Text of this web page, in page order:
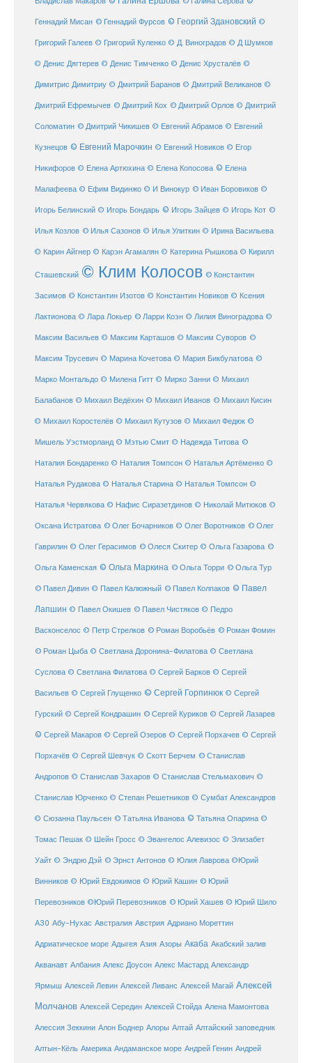
Геннадий Мисан © Геннадий Фурсов © Георгий Здановский ©
Григорий Галеев © Григорий Куленко © Д. Виноградов © Д Шумков
© Денис Дягтерев © Денис Тимченко © Денис Хрусталёв ©
Димитрис Димитриу © Дмитрий Баранов © Дмитрий Великанов ©
Дмитрий Ефремычев © Дмитрий Кох © Дмитрий Орлов © Дмитрий
Соломатин © Дмитрий Чикишев © Евгений Абрамов © Евгений
Кузнецов © Евгений Марочкин © Евгений Новиков © Егор
Никифоров © Елена Артюхина © Елена Копосова © Елена
Малафеева © Ефим Видинжо © И Винокур © Иван Боровиков ©
Игорь Белинский © Игорь Бондарь © Игорь Зайцев © Игорь Кот ©
Илья Козлов © Илья Сазонов © Илья Улиткин © Ирина Васильева
© Карин Айгнер © Карэн Агамалян © Катерина Рышкова © Кирилл
Сташевский © Клим Колосов © Константин
Засимов © Константин Изотов © Константин Новиков © Ксения
Лактионова © Лара Локьер © Ларри Коэн © Лилия Виноградова ©
Максим Васильев © Максим Карташов © Максим Суворов ©
Максим Трусевич © Марина Кочетова © Мария Бикбулатова ©
Марко Монтальдо © Милена Гитт © Мирко Занни © Михаил
Балабанов © Михаил Ведёхин © Михаил Иванов © Михаил Кисин
© Михаил Коростелёв © Михаил Кутузов © Михаил Федюк ©
Мишель Уэстморланд © Мэтью Смит © Надежда Титова ©
Наталия Бондаренко © Наталия Томпсон © Наталья Артёменко ©
Наталья Рудакова © Наталья Старина © Наталья Томпсон ©
Наталья Червякова © Нафис Сиразетдинов © Николай Митюков ©
Оксана Истратова © Олег Бочарников © Олег Воротников © Олег
Гаврилин © Олег Герасимов © Олеся Скитер © Ольга Газарова ©
Ольга Каменская © Ольга Маркина © Ольга Торри © Ольга Тур
© Павел Дивин © Павел Калюжный © Павел Колпаков © Павел
Лапшин © Павел Окишев © Павел Чистяков © Педро
Васконселос © Петр Стрелков © Роман Воробьёв © Роман Фомин
© Роман Цыба © Светлана Доронина-Филатова © Светлана
Суслова © Светлана Филатова © Сергей Барков © Сергей
Васильев © Сергей Глущенко © Сергей Горпинюк © Сергей
Гурский © Сергей Кондрашин © Сергей Куриков © Сергей Лазарев
© Сергей Макаров © Сергей Озеров © Сергей Порхачев © Сергей
Порхачёв © Сергей Шевчук © Скотт Берчем © Станислав
Андропов © Станислав Захаров © Станислав Стельмахович ©
Станислав Юрченко © Степан Решетников © Сумбат Александров
© Сюзанна Паульсен © Татьяна Иванова © Татьяна Опарина ©
Томас Пешак © Шейн Гросс © Эвангелос Алевизос © Элизабет
Уайт © Эндрю Дэй © Эрнст Антонов © Юлия Лаврова ©Юрий
Винников © Юрий Евдокимов © Юрий Кашин © Юрий
Перевозников ©Юрий Перевозников © Юрий Хашев © Юрий Шило
А30 Абу-Нухас Австралия Австрия Адриано Мореттин
Адриатическое море Адыгея Азия Азоры Акаба Акабский залив
Акванавт Албания Алекс Доусон Алекс Мастард Александр
Ярмыш Алексей Левин Алексей Ливанс Алексей Магай Алексей
Молчанов Алексей Середин Алексей Стойда Алена Мамонтова
Алессия Зеккини Алон Боднер Алоры Алтай Алтайский заповедник
Алтын-Кёль Америка Андаманское море Андрей Генин Андрей